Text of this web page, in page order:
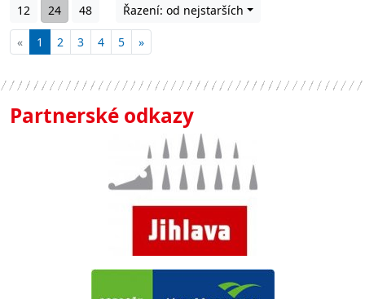
12 24 48 Řazení: od nejstarších
« 1 2 3 4 5 »
Partnerské odkazy